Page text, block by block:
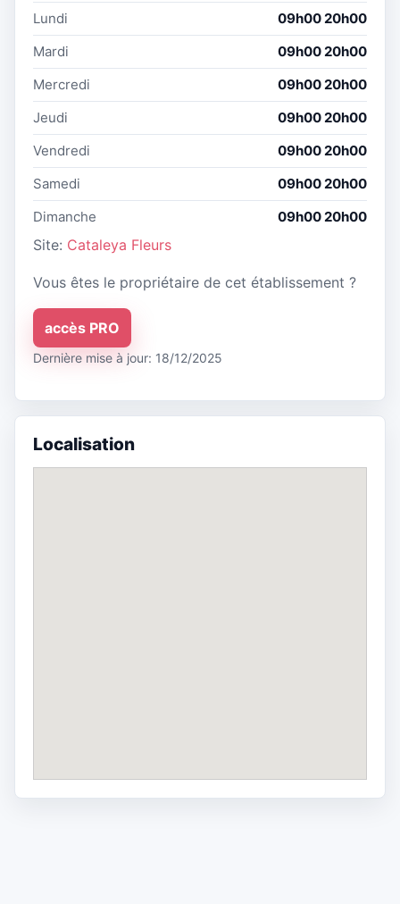
Lundi
09h00 20h00
Mardi
09h00 20h00
Mercredi
09h00 20h00
Jeudi
09h00 20h00
Vendredi
09h00 20h00
Samedi
09h00 20h00
Dimanche
09h00 20h00
Site: Cataleya Fleurs
Vous êtes le propriétaire de cet établissement ?
accès PRO
Dernière mise à jour: 18/12/2025
Localisation